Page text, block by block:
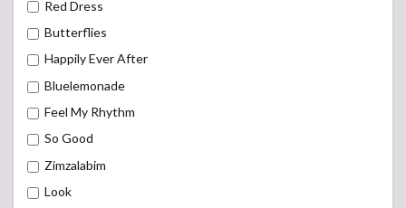
Red Dress
Butterflies
Happily Ever After
Bluelemonade
Feel My Rhythm
So Good
Zimzalabim
Look